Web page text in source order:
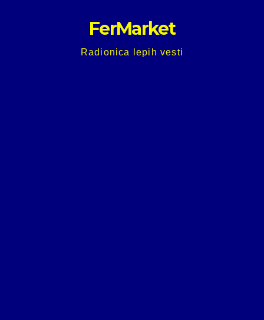
FerMarket
Radionica lepih vesti